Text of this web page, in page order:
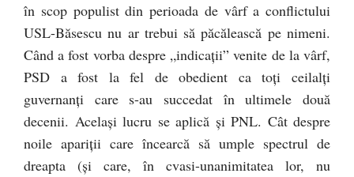
în scop populist din perioada de vârf a conflictului
USL-Băsescu nu ar trebui să păcălească pe nimeni.
Când a fost vorba despre „indicații” venite de la vârf,
PSD a fost la fel de obedient ca toți ceilalți
guvernanți care s-au succedat în ultimele două
decenii. Același lucru se aplică și PNL. Cât despre
noile apariții care încearcă să umple spectrul de
dreapta (și care, în cvasi-unanimitatea lor, nu